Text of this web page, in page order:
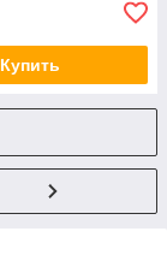
Купить